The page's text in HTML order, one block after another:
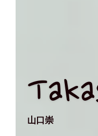
山口崇